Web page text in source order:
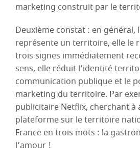
marketing construit par le
Deuxième constat : en général,
représente un territoire, elle le
trois signes immédiatement
sens, elle réduit l’identité
communication publique et le
marketing du territoire. Par
publicitaire Netflix, cherchant à
plateforme sur le territoire
France en trois mots : la
l’amour !